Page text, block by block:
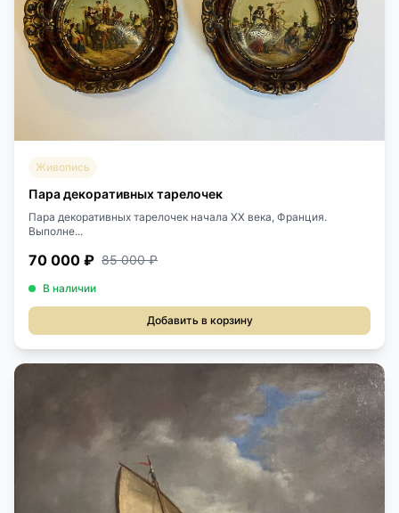
Живопись
Пара декоративных тарелочек
Пара декоративных тарелочек начала XX века, Франция.
Выполне...
70 000 ₽ 85 000 ₽
В наличии
Добавить в корзину